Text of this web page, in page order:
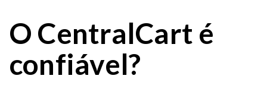
O CentralCart é
confiável?